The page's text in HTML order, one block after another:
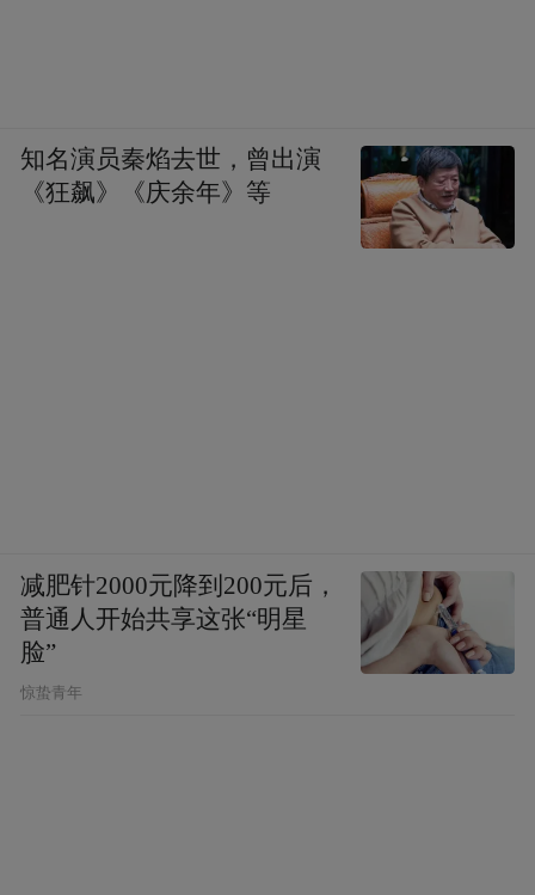
知名演员秦焰去世，曾出演
《狂飙》《庆余年》等
减肥针2000元降到200元后，
普通人开始共享这张“明星
脸”
惊蛰青年